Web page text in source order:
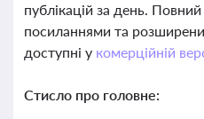
публікацій за день.
посиланнями та
доступні у комерційній
Стисло про головне: